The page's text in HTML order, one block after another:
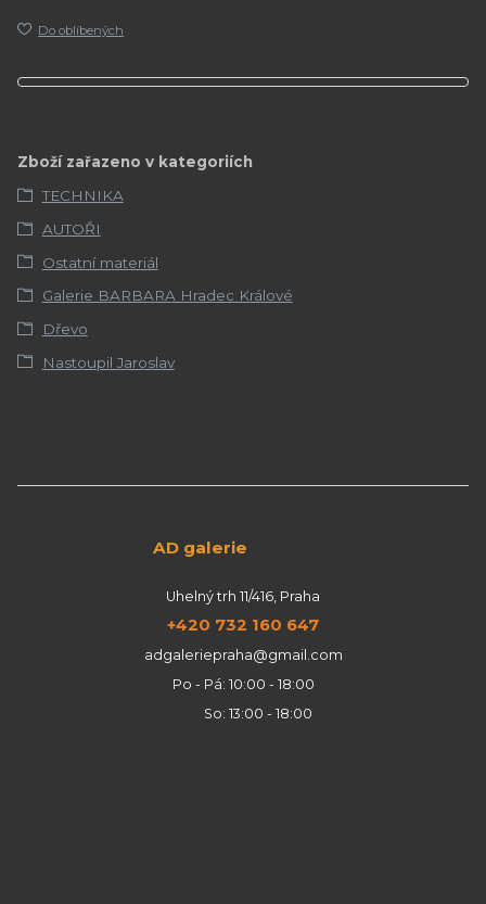
Do oblíbených
Zboží zařazeno v kategoriích
TECHNIKA
AUTOŘI
Ostatní materiál
Galerie BARBARA Hradec Králové
Dřevo
Nastoupil Jaroslav
AD galerie
Uhelný trh 11/416, Praha
+420 732 160 647
adgaleriepraha@gmail.com
Po - Pá: 10:00 - 18:00
So: 13:00 - 18:00